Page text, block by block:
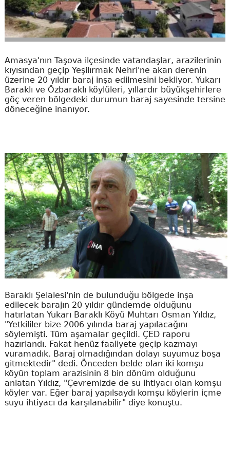
Amasya'nın Taşova ilçesinde vatandaşlar, arazilerinin
kıyısından geçip Yeşilırmak Nehri'ne akan derenin
üzerine 20 yıldır baraj inşa edilmesini bekliyor. Yukarı
Baraklı ve Özbaraklı köylüleri, yıllardır büyükşehirlere
göç veren bölgedeki durumun baraj sayesinde tersine
döneceğine inanıyor.
Baraklı Şelalesi'nin de bulunduğu bölgede inşa
edilecek barajın 20 yıldır gündemde olduğunu
hatırlatan Yukarı Baraklı Köyü Muhtarı Osman Yıldız,
"Yetkililer bize 2006 yılında baraj yapılacağını
söylemişti. Tüm aşamalar geçildi. ÇED raporu
hazırlandı. Fakat henüz faaliyete geçip kazmayı
vuramadık. Baraj olmadığından dolayı suyumuz boşa
gitmektedir" dedi. Önceden belde olan iki komşu
köyün toplam arazisinin 8 bin dönüm olduğunu
anlatan Yıldız, "Çevremizde de su ihtiyacı olan komşu
köyler var. Eğer baraj yapılsaydı komşu köylerin içme
suyu ihtiyacı da karşılanabilir" diye konuştu.